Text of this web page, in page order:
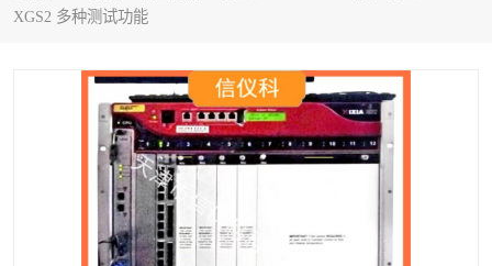
XGS2 多种测试功能
思博伦Spirent C50
思博伦Spirent C100 思博伦Spirent N4U
思博伦Spirent N11U 思博伦Spirent SPT-2U
思博伦600B 思博伦SPT-2000A-HS
思博伦Spirent SPT-3U 思博伦TestCenter